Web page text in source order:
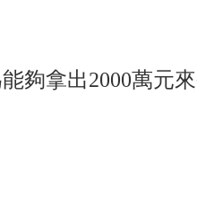
夠拿出2000萬元